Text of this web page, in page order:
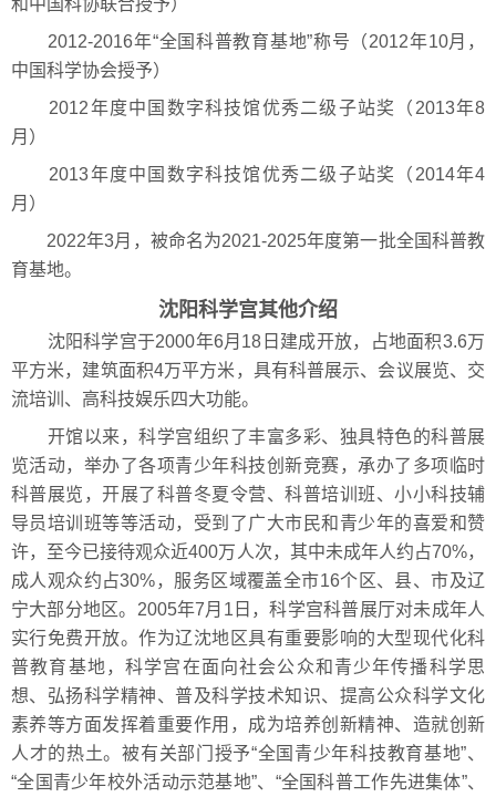
和中国科协联合授予）
2012-2016年“全国科普教育基地”称号（2012年10月，
中国科学协会授予）
2012年度中国数字科技馆优秀二级子站奖（2013年8
月）
2013年度中国数字科技馆优秀二级子站奖（2014年4
月）
2022年3月，被命名为2021-2025年度第一批全国科普教
育基地。
沈阳科学宫其他介绍
沈阳科学宫于2000年6月18日建成开放，占地面积3.6万
平方米，建筑面积4万平方米，具有科普展示、会议展览、交
流培训、高科技娱乐四大功能。
开馆以来，科学宫组织了丰富多彩、独具特色的科普展
览活动，举办了各项青少年科技创新竞赛，承办了多项临时
科普展览，开展了科普冬夏令营、科普培训班、小小科技辅
导员培训班等等活动，受到了广大市民和青少年的喜爱和赞
许，至今已接待观众近400万人次，其中未成年人约占70%，
成人观众约占30%，服务区域覆盖全市16个区、县、市及辽
宁大部分地区。2005年7月1日，科学宫科普展厅对未成年人
实行免费开放。作为辽沈地区具有重要影响的大型现代化科
普教育基地，科学宫在面向社会公众和青少年传播科学思
想、弘扬科学精神、普及科学技术知识、提高公众科学文化
素养等方面发挥着重要作用，成为培养创新精神、造就创新
人才的热土。被有关部门授予“全国青少年科技教育基地”、
“全国青少年校外活动示范基地”、“全国科普工作先进集体”、